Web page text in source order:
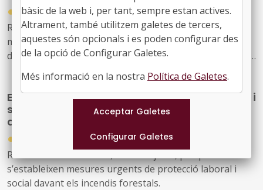
●
31/07/2026
Resolució CLT/2702/2026, de 24 de juliol, per la qual es
modifica la dotació de la convocatòria per a la concessió
de subvencions, en règim de concurrència competitiva, a
festivals de música d'alt interès cultural (ref. BDNS
914637)
El Govern de l’Estat aprova mesures laborals i
socials urgents per protegir les persones
afectades pels incendis forestals
●
Reial decret llei 20/2026, de 29 de juliol, pel qual
s’estableixen mesures urgents de protecció laboral i
social davant els incendis forestals.
bàsic de la web i, per tant, sempre estan actives.
Altrament, també utilitzem galetes de tercers,
aquestes són opcionals i es poden configurar des
de la opció de Configurar Galetes.
Més informació en la nostra Política de Galetes.